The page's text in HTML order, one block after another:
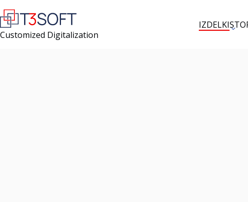
Customized Digitalization
IZDELKI